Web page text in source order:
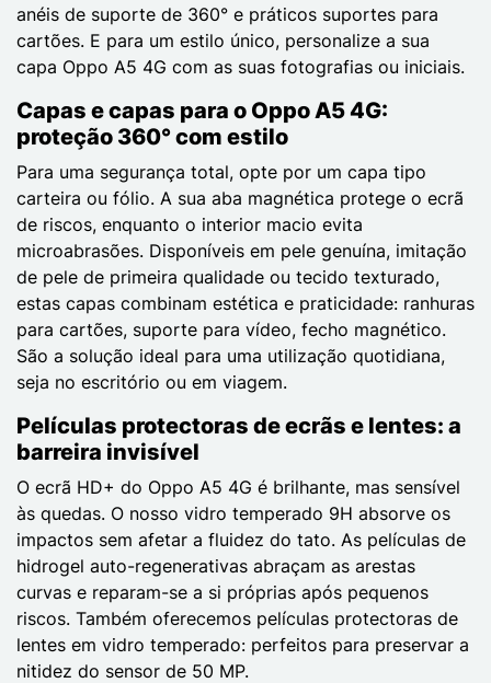
anéis de suporte de 360° e práticos suportes para
cartões. E para um estilo único, personalize a sua
capa Oppo A5 4G com as suas fotografias ou iniciais.
Capas e capas para o Oppo A5 4G:
proteção 360° com estilo
Para uma segurança total, opte por um capa tipo
carteira ou fólio. A sua aba magnética protege o ecrã
de riscos, enquanto o interior macio evita
microabrasões. Disponíveis em pele genuína, imitação
de pele de primeira qualidade ou tecido texturado,
estas capas combinam estética e praticidade: ranhuras
para cartões, suporte para vídeo, fecho magnético.
São a solução ideal para uma utilização quotidiana,
seja no escritório ou em viagem.
Películas protectoras de ecrãs e lentes: a
barreira invisível
O ecrã HD+ do Oppo A5 4G é brilhante, mas sensível
às quedas. O nosso vidro temperado 9H absorve os
impactos sem afetar a fluidez do tato. As películas de
hidrogel auto-regenerativas abraçam as arestas
curvas e reparam-se a si próprias após pequenos
riscos. Também oferecemos películas protectoras de
lentes em vidro temperado: perfeitos para preservar a
nitidez do sensor de 50 MP.